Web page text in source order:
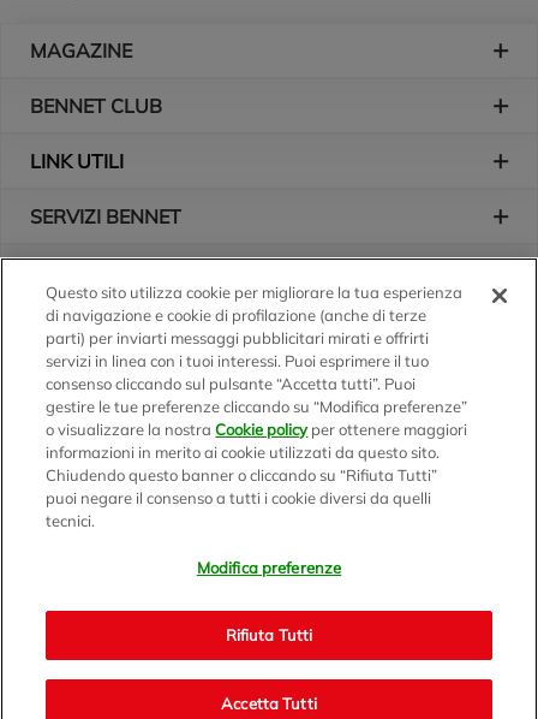
MAGAZINE
BENNET CLUB
LINK UTILI
SERVIZI BENNET
Logo Bennet
Seguici sui nostri canali
Scarica l'app
Sede Amministrativa e Commerciale: Via Enzo Ratti, 2 - 22070
Monza Brianza e Lodi 07071700152 - REA MI 1137002 -
Questo sito utilizza cookie per migliorare la tua esperienza
di navigazione e cookie di profilazione (anche di terze
parti) per inviarti messaggi pubblicitari mirati e offrirti
servizi in linea con i tuoi interessi. Puoi esprimere il tuo
consenso cliccando sul pulsante “Accetta tutti”. Puoi
gestire le tue preferenze cliccando su “Modifica preferenze”
o visualizzare la nostraCookie policyper ottenere maggiori
informazioni in merito ai cookie utilizzati da questo sito.
Chiudendo questo banner o cliccando su “Rifiuta Tutti”
puoi negare il consenso a tutti i cookie diversi da quelli
tecnici.
Modifica preferenze
Rifiuta Tutti
Accetta Tutti